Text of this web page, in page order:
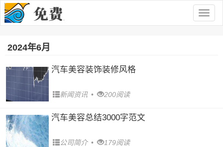
2024年6月
汽车美容装饰装修风格
新闻资讯 • 200阅读
汽车美容总结3000字范文
公司简介 • 179阅读